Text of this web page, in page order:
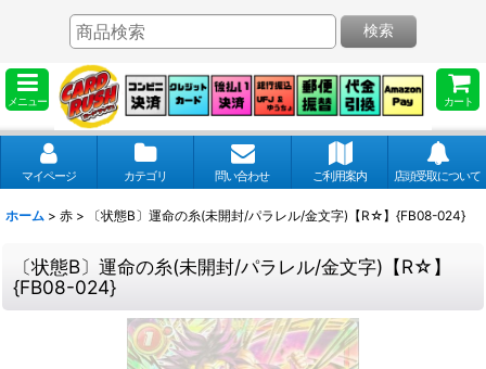
メニュー カート
検索
マイページ カテゴリ 問い合わせ ご利用案内 店頭受取について
ホーム > 赤 > 〔状態B〕運命の糸(未開封/パラレル/金文字)【R☆】{FB08-024}
〔状態B〕運命の糸(未開封/パラレル/金文字)【R☆】
{FB08-024}